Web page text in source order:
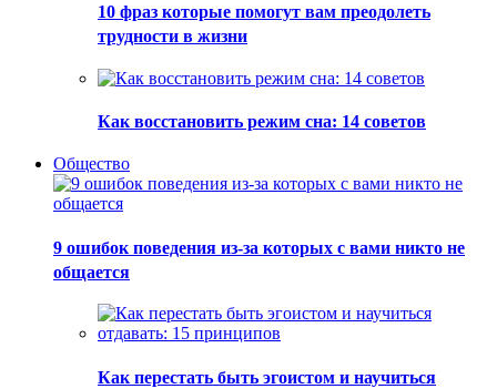
10 фраз которые помогут вам преодолеть
трудности в жизни
Как восстановить режим сна: 14 советов
Общество
9 ошибок поведения из-за которых с вами никто не
общается
Как перестать быть эгоистом и научиться